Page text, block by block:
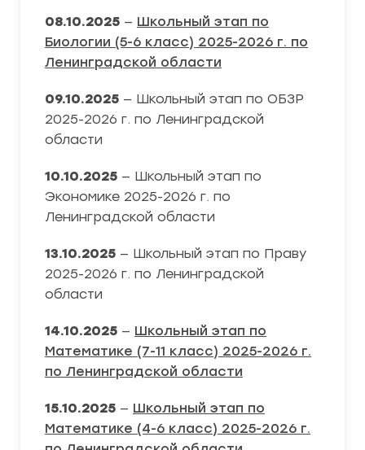
08.10.2025 — Школьный этап по
Биологии (5-6 класс) 2025-2026 г. по
Ленинградской области
09.10.2025 — Школьный этап по ОБЗР
2025-2026 г. по Ленинградской
области
10.10.2025 — Школьный этап по
Экономике 2025-2026 г. по
Ленинградской области
13.10.2025 — Школьный этап по Праву
2025-2026 г. по Ленинградской
области
14.10.2025 — Школьный этап по
Математике (7-11 класс) 2025-2026 г.
по Ленинградской области
15.10.2025 — Школьный этап по
Математике (4-6 класс) 2025-2026 г.